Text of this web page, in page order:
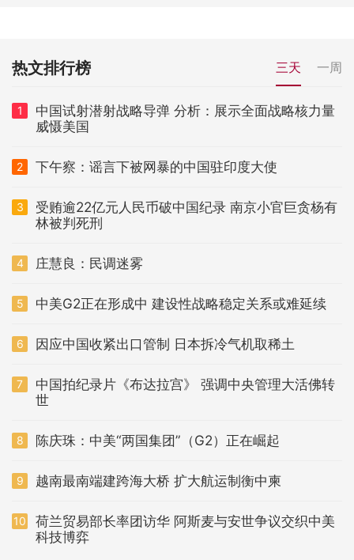
热文排行榜 三天 一周
1
中国试射潜射战略导弹 分析：展示全面战略核力量
威慑美国
2 下午察：谣言下被网暴的中国驻印度大使
3
受贿逾22亿元人民币破中国纪录 南京小官巨贪杨有
林被判死刑
4 庄慧良：民调迷雾
5 中美G2正在形成中 建设性战略稳定关系或难延续
6 因应中国收紧出口管制 日本拆冷气机取稀土
7
中国拍纪录片《布达拉宫》 强调中央管理大活佛转
世
8 陈庆珠：中美“两国集团”（G2）正在崛起
9 越南最南端建跨海大桥 扩大航运制衡中柬
10
荷兰贸易部长率团访华 阿斯麦与安世争议交织中美
科技博弈